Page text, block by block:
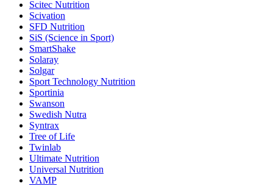
Scitec Nutrition
Scivation
SFD Nutrition
SiS (Science in Sport)
SmartShake
Solaray
Solgar
Sport Technology Nutrition
Sportinia
Swanson
Swedish Nutra
Syntrax
Tree of Life
Twinlab
Ultimate Nutrition
Universal Nutrition
VAMP